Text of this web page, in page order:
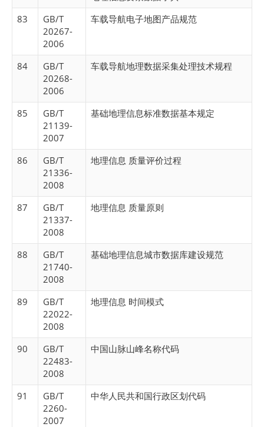
83
GB/T
20267-
2006
车载导航电子地图产品规范
84
GB/T
20268-
2006
车载导航地理数据采集处理技术规程
85
GB/T
21139-
2007
基础地理信息标准数据基本规定
86
GB/T
21336-
2008
地理信息 质量评价过程
87
GB/T
21337-
2008
地理信息 质量原则
88
GB/T
21740-
2008
基础地理信息城市数据库建设规范
89
GB/T
22022-
2008
地理信息 时间模式
90
GB/T
22483-
2008
中国山脉山峰名称代码
91
GB/T
2260-
2007
中华人民共和国行政区划代码